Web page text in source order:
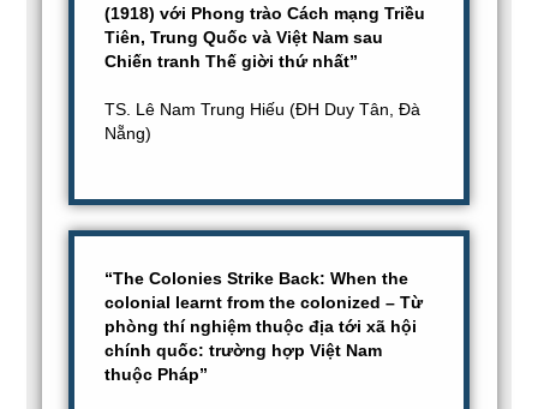
(1918) với Phong trào Cách mạng Triều
Tiên, Trung Quốc và Việt Nam sau
Chiến tranh Thế giời thứ nhất”
TS. Lê Nam Trung Hiếu (ĐH Duy Tân, Đà
Nẵng)
“The Colonies Strike Back: When the
colonial learnt from the colonized – Từ
phòng thí nghiệm thuộc địa tới xã hội
chính quốc: trường hợp Việt Nam
thuộc Pháp”